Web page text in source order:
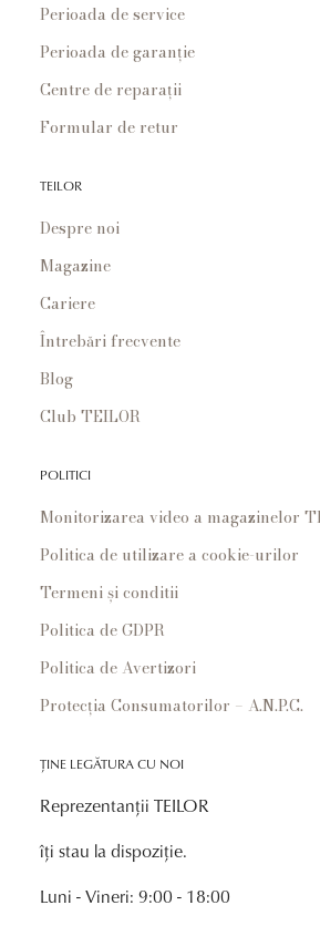
Perioada de service
Perioada de garanție
Centre de reparații
Formular de retur
TEILOR
Despre noi
Magazine
Cariere
Întrebări frecvente
Blog
Club TEILOR
POLITICI
Monitorizarea video a magazinelor
Politica de utilizare a cookie-urilor
Termeni și conditii
Politica de GDPR
Politica de Avertizori
Protecția Consumatorilor – A.N.P.C.
ȚINE LEGĂTURA CU NOI
Reprezentanții TEILOR
îți stau la dispoziție.
Luni - Vineri: 9:00 - 18:00